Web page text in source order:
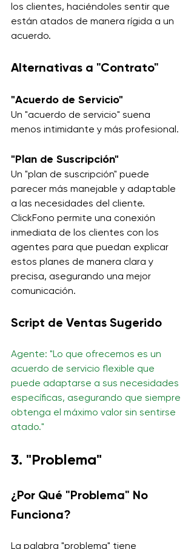
los clientes, haciéndoles sentir que
están atados de manera rígida a un
acuerdo.
Alternativas a "Contrato"
"Acuerdo de Servicio"
Un "acuerdo de servicio" suena
menos intimidante y más profesional.
"Plan de Suscripción"
Un "plan de suscripción" puede
parecer más manejable y adaptable
a las necesidades del cliente.
ClickFono permite una conexión
inmediata de los clientes con los
agentes para que puedan explicar
estos planes de manera clara y
precisa, asegurando una mejor
comunicación.
Script de Ventas Sugerido
Agente: "Lo que ofrecemos es un
acuerdo de servicio flexible que
puede adaptarse a sus necesidades
específicas, asegurando que siempre
obtenga el máximo valor sin sentirse
atado."
3. "Problema"
¿Por Qué "Problema" No
Funciona?
La palabra "problema" tiene